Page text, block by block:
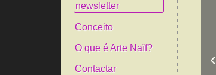
newsletter
Conceito
O que é Arte Naïf?
Contactar
‹